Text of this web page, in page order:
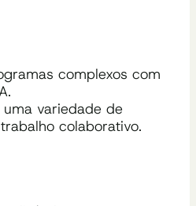
complexos com
variedade de
colaborativo.